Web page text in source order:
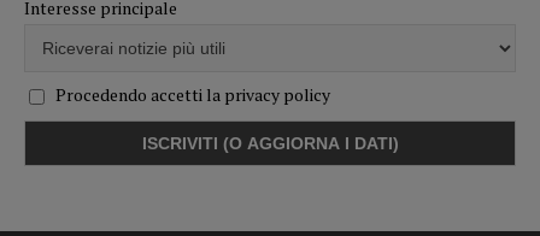
Interesse principale
Procedendo accetti la privacy policy